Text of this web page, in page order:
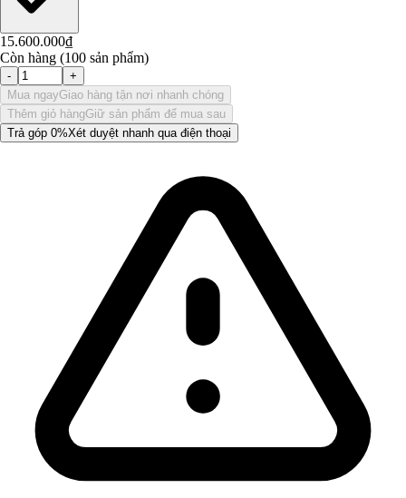
15.600.000₫
Còn hàng (100 sản phẩm)
-
+
Mua ngayGiao hàng tận nơi nhanh chóng
Thêm giỏ hàngGiữ sản phẩm để mua sau
Trả góp 0%Xét duyệt nhanh qua điện thoại